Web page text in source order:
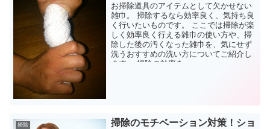
お掃除道具のアイテムとして欠かせない
雑巾。 掃除するなら効率良く、気持ち良
く行いたいものです。 ここでは掃除が楽
しく効率良く行える雑巾の使い方や、掃
除した後の汚くなった雑巾を、気にせず
洗うおすすめの洗い方についてご紹介し
ます。 掃除の効率を...
掃除
掃除のモチベーション対策！ショ